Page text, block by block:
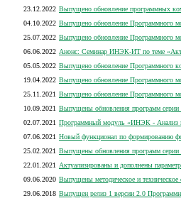
23.12.2022 Выпущено обновление программных
04.10.2022 Выпущено обновление Программного
25.07.2022 Выпущено обновление Программного
06.06.2022 Анонс: Семинар ИНЭК-ИТ по теме
05.05.2022 Выпущено обновление Программного
19.04.2022 Выпущено обновление Программного
25.11.2021 Выпущено обновление Программного
10.09.2021 Выпущены обновления программ серии
02.07.2021 Программный модуль «ИНЭК - Анализ
07.06.2021 Новый функционал по формированию
25.02.2021 Выпущены обновления программ серии
22.01.2021
Актуализированы и дополнены
09.06.2020 Выпущены методическое и техническое
29.06.2018 Выпущен релиз 1 версии 2.0